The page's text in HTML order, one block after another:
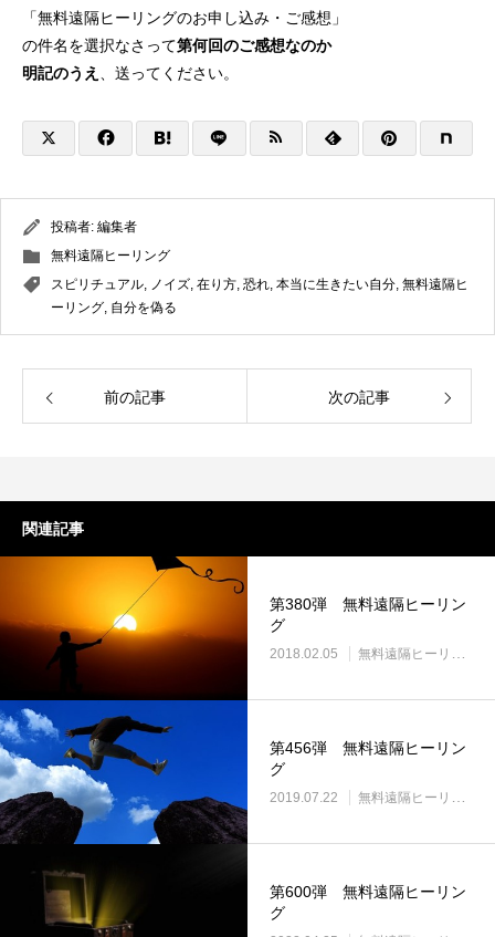
「無料遠隔ヒーリングのお申し込み・ご感想」
の件名を選択なさって第何回のご感想なのか
明記のうえ
、送ってください。
投稿者: 編集者
無料遠隔ヒーリング
スピリチュアル, ノイズ, 在り方, 恐れ, 本当に生きたい自分, 無料遠隔ヒ
ーリング, 自分を偽る
前の記事 次の記事
関連記事
第380弾 無料遠隔ヒーリン
グ
2018.02.05 無料遠隔ヒーリング
第456弾 無料遠隔ヒーリン
グ
2019.07.22 無料遠隔ヒーリング
第600弾 無料遠隔ヒーリン
グ